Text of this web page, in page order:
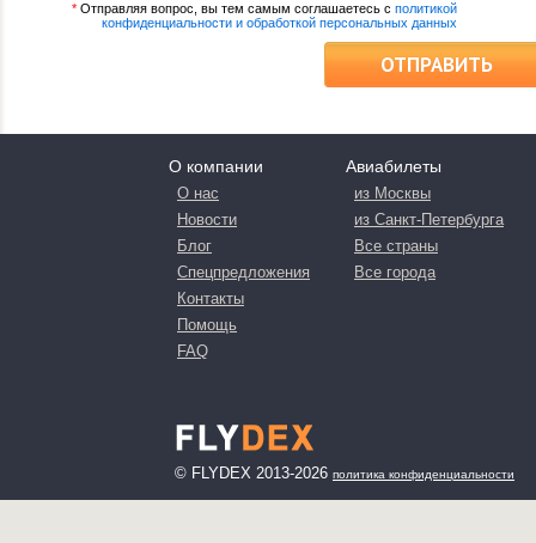
* Отправляя вопрос, вы тем самым соглашаетесь с политикой
конфиденциальности и обработкой персональных данных
ОТПРАВИТЬ
О компании
О нас
Новости
Блог
Спецпредложения
Контакты
Помощь
FAQ
Авиабилеты
из Москвы
из Санкт-Петербурга
Все страны
Все города
© FLYDEX 2013-2026 политика конфиденциальности